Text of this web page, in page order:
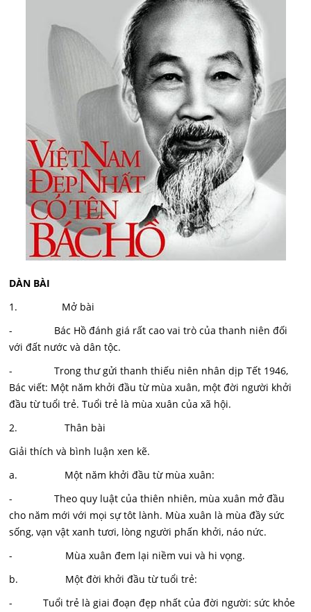
DÀN BÀI
1. Mở bài
- Bác Hồ đánh giá rất cao vai trò của thanh niên đối
với đất nước và dân tộc.
- Trong thư gửi thanh thiếu niên nhân dịp Tết 1946,
Bác viết: Một năm khởi đầu từ mùa xuân, một đời người khởi
đầu từ tuổi trẻ. Tuổi trẻ là mùa xuân của xã hội.
2. Thân bài
Giải thích và bình luận xen kẽ.
a. Một năm khởi đầu từ mùa xuân:
- Theo quy luật của thiên nhiên, mùa xuân mở đầu
cho năm mới với mọi sự tôt lành. Mùa xuân là mùa đầy sức
sống, vạn vật xanh tươi, lòng người phấn khởi, náo nức.
- Mùa xuân đem lại niềm vui và hi vọng.
b. Một đời khởi đầu từ tuổi trẻ:
- Tuổi trẻ là giai đoạn đẹp nhất của đời người: sức khỏe